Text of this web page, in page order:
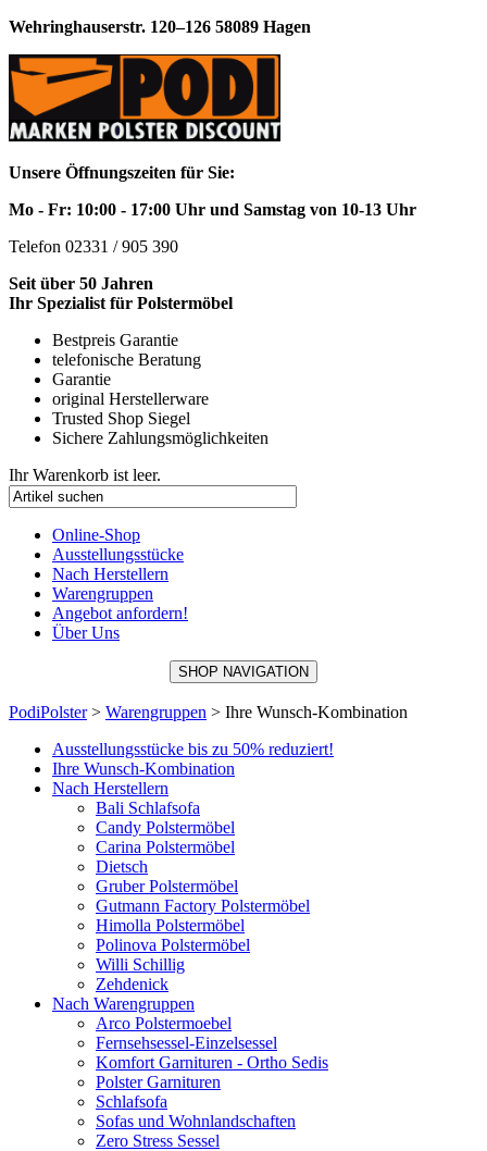
Wehringhauserstr. 120–126 58089 Hagen
Unsere Öffnungszeiten für Sie:
Mo - Fr: 10:00 - 17:00 Uhr und Samstag von 10-13 Uhr
Telefon 02331 / 905 390
Seit über 50 Jahren
Ihr Spezialist für Polstermöbel
Bestpreis Garantie
telefonische Beratung
Garantie
original Herstellerware
Trusted Shop Siegel
Sichere Zahlungsmöglichkeiten
Ihr Warenkorb ist leer.
Online-Shop
Ausstellungsstücke
Nach Herstellern
Warengruppen
Angebot anfordern!
Über Uns
SHOP NAVIGATION
PodiPolster> Warengruppen > Ihre Wunsch-Kombination
Ausstellungsstücke bis zu 50% reduziert!
Ihre Wunsch-Kombination
Nach Herstellern
Bali Schlafsofa
Candy Polstermöbel
Carina Polstermöbel
Dietsch
Gruber Polstermöbel
Gutmann Factory Polstermöbel
Himolla Polstermöbel
Polinova Polstermöbel
Willi Schillig
Zehdenick
Nach Warengruppen
Arco Polstermoebel
Fernsehsessel-Einzelsessel
Komfort Garnituren - Ortho Sedis
Polster Garnituren
Schlafsofa
Sofas und Wohnlandschaften
Zero Stress Sessel